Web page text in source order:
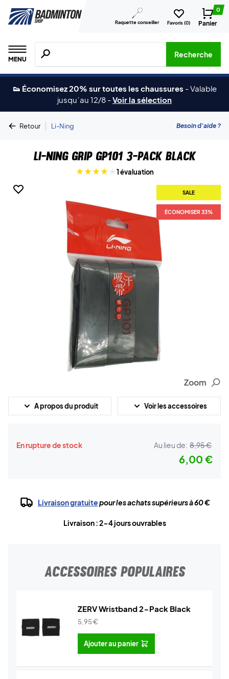
Raquette conseiller Favoris (0)
0
Panier
MENU
Recherche de produits, de marques, etc.
Recherche
👟 Économisez 20% sur toutes les chaussures -Valable
jusqu´au 12/8 -Voir la sélection
Retour | Li-Ning Besoin d'aide ?
Li-Ning Grip GP101 3-pack Black
1 évaluation
SALE
ÉCONOMISER 33%
Zoom
A propos du produit Voir les accessoires
En rupture de stock Au lieu de: 8,95 €
6,00 €
Livraison gratuitepour les achats supérieurs à 60 €
Livraison : 2-4 jours ouvrables
ACCESSOIRES POPULAIRES
ZERV Wristband 2-Pack Black
5,95€
Ajouter au panier